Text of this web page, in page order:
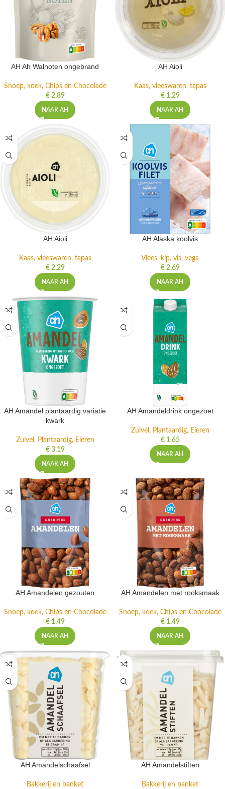
AH Ah Walnoten ongebrand
Snoep, koek, Chips en Chocolade
€2,89
NAAR AH
AH Aioli
Kaas, vleeswaren, tapas
€1,29
NAAR AH
AH Aioli
Kaas, vleeswaren, tapas
€2,29
NAAR AH
AH Alaska koolvis
Vlees, kip, vis, vega
€2,69
NAAR AH
AH Amandel plantaardig variatie
kwark
Zuivel, Plantaardig, Eieren
€3,19
NAAR AH
AH Amandeldrink ongezoet
Zuivel, Plantaardig, Eieren
€1,65
NAAR AH
AH Amandelen gezouten
Snoep, koek, Chips en Chocolade
€1,49
NAAR AH
AH Amandelen met rooksmaak
Snoep, koek, Chips en Chocolade
€1,49
NAAR AH
AH Amandelschaafsel
Bakkerij en banket
AH Amandelstiften
Bakkerij en banket